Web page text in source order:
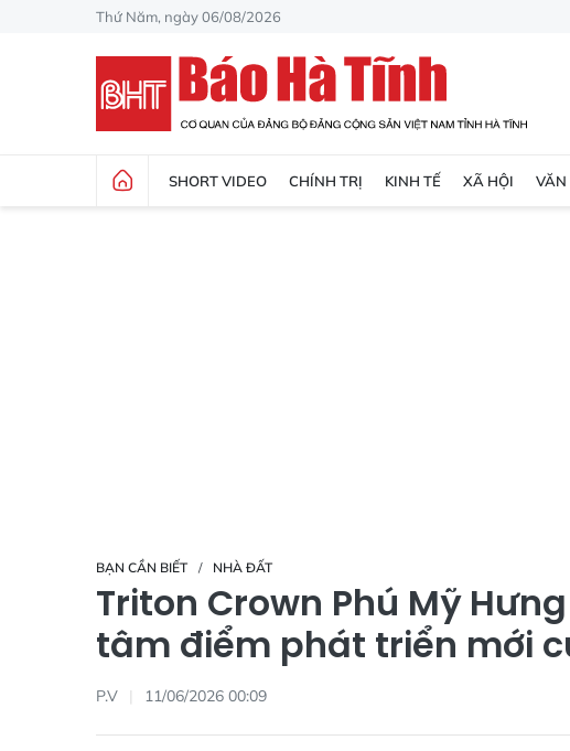
Thứ Năm, ngày 06/08/2026
SHORT VIDEO CHÍNH TRỊ KINH TẾ XÃ HỘI VĂN
BẠN CẦN BIẾT NHÀ ĐẤT
Triton Crown Phú Mỹ
tâm điểm phát triển mới
P.V 11/06/2026 00:09